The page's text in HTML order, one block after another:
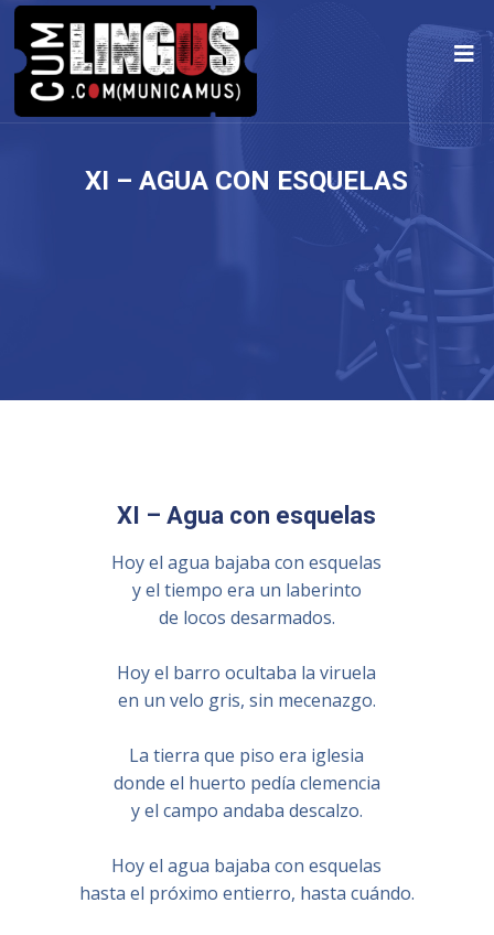
XI – AGUA CON ESQUELAS
XI – Agua con esquelas
Hoy el agua bajaba con esquelas
y el tiempo era un laberinto
de locos desarmados.
Hoy el barro ocultaba la viruela
en un velo gris, sin mecenazgo.
La tierra que piso era iglesia
donde el huerto pedía clemencia
y el campo andaba descalzo.
Hoy el agua bajaba con esquelas
hasta el próximo entierro, hasta cuándo.